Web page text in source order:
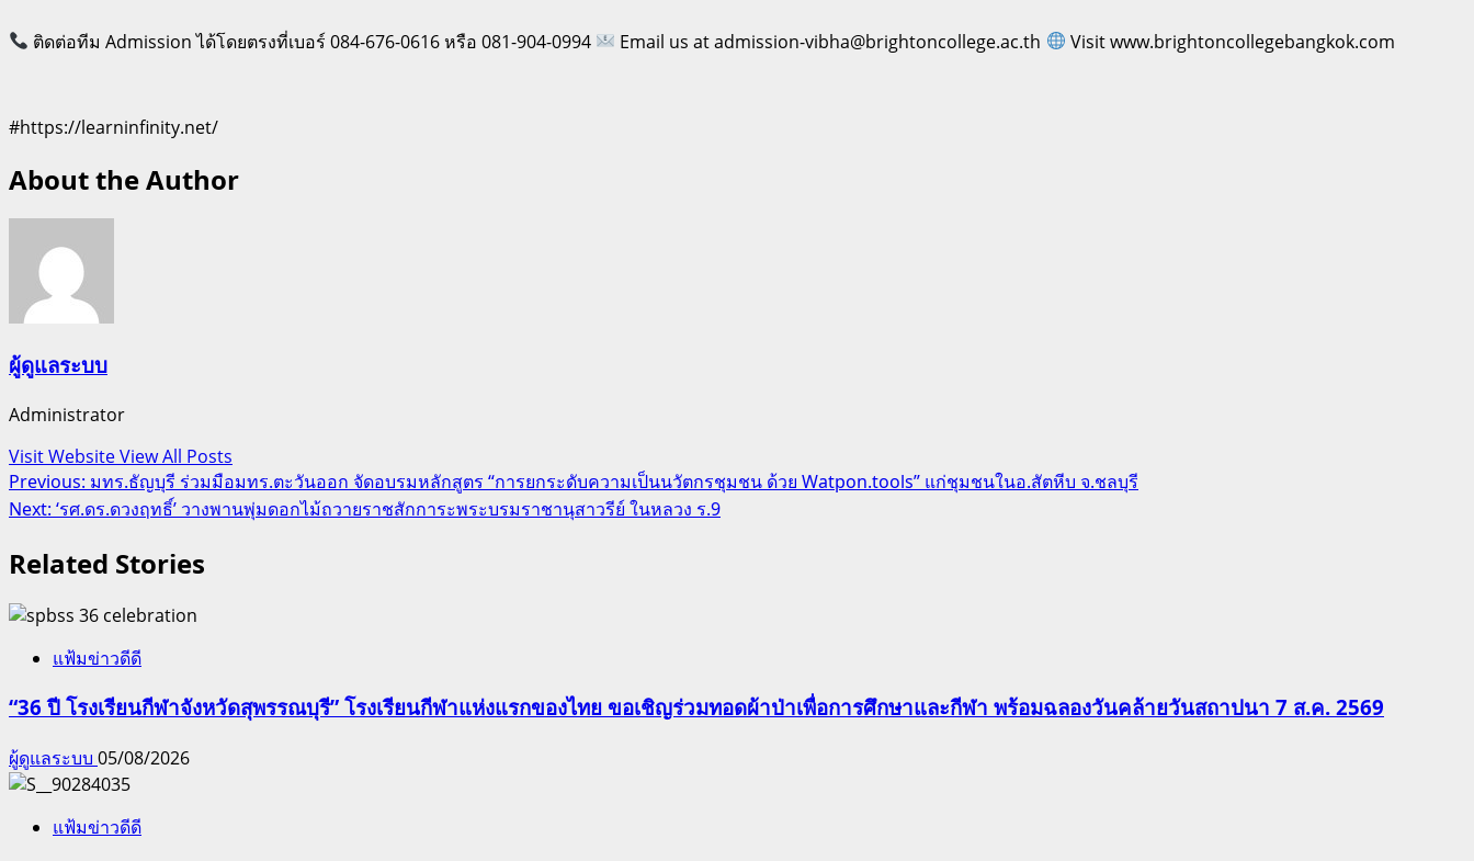
ติดต่อทีม Admission ได้โดยตรงที่เบอร์ 084-676-0616 หรือ 081-904-0994 Email us at admission-vibha@brightoncollege.ac.th Visit www.brightoncollegebangkok.com
#https://learninfinity.net/
About the Author
ผู้ดูแลระบบ
Administrator
Visit WebsiteView All Posts
Post
navigation
Previous: มทร.ธัญบุรี ร่วมมือมทร.ตะวันออก จัดอบรมหลักสูตร “การยกระดับความเป็นนวัตกรชุมชน ด้วย Watpon.tools” แก่ชุมชนในอ.สัตหีบ จ.ชลบุรี
Next: ‘รศ.ดร.ดวงฤทธิ์’ วางพานพุ่มดอกไม้ถวายราชสักการะพระบรมราชานุสาวรีย์ ในหลวง ร.9
Related Stories
แฟ้มข่าวดีดี
“36 ปี โรงเรียนกีฬาจังหวัดสุพรรณบุรี” โรงเรียนกีฬาแห่งแรกของไทย ขอเชิญร่วมทอดผ้าป่าเพื่อการศึกษาและกีฬา พร้อมฉลองวันคล้ายวันสถาปนา 7 ส.ค. 2569
ผู้ดูแลระบบ 05/08/2026
แฟ้มข่าวดีดี